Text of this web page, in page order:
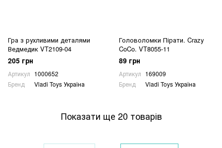
Гра з рухливими деталями
Ведмедик VT2109-04
205 грн
Артикул 1000652
Бренд
Vladi Toys Україна
Головоломки Пірати. Crazy
CoCo. VT8055-11
89 грн
Артикул 169009
Бренд
Vladi Toys Україна
Показати ще 20 товарів